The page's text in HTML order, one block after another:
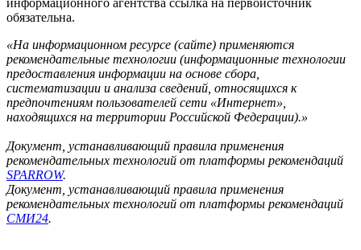
обязательна.
«На информационном ресурсе (сайте) применяются
рекомендательные технологии (информационные технологии
предоставления информации на основе сбора,
систематизации и анализа сведений, относящихся к
предпочтениям пользователей сети «Интернет»,
находящихся на территории Российской Федерации).»
Документ, устанавливающий правила применения
рекомендательных технологий от платформы рекомендаций
SPARROW.
Документ, устанавливающий правила применения
рекомендательных технологий от платформы рекомендаций
СМИ24.